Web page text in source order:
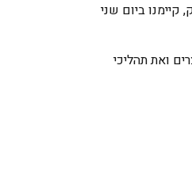
קיימנו ביום שני
ואת תהליכי